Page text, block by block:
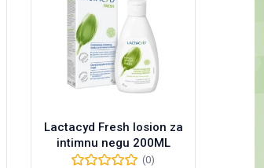
Lactacyd Fresh losion za
intimnu negu 200ML
(0)